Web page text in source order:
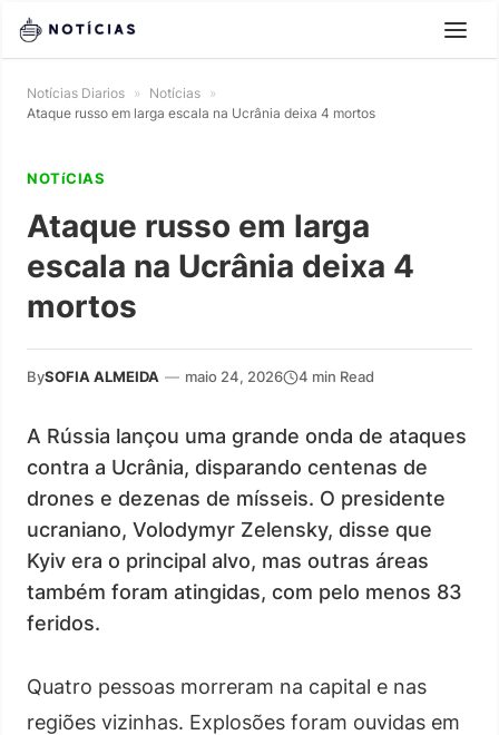
Notícias Diarios » Notícias »
Ataque russo em larga escala na Ucrânia deixa 4 mortos
NOTíCIAS
Ataque russo em larga
escala na Ucrânia deixa 4
mortos
BySOFIA ALMEIDA — maio 24, 2026 4 min Read
A Rússia lançou uma grande onda de ataques
contra a Ucrânia, disparando centenas de
drones e dezenas de mísseis. O presidente
ucraniano, Volodymyr Zelensky, disse que
Kyiv era o principal alvo, mas outras áreas
também foram atingidas, com pelo menos 83
feridos.
Quatro pessoas morreram na capital e nas
regiões vizinhas. Explosões foram ouvidas em